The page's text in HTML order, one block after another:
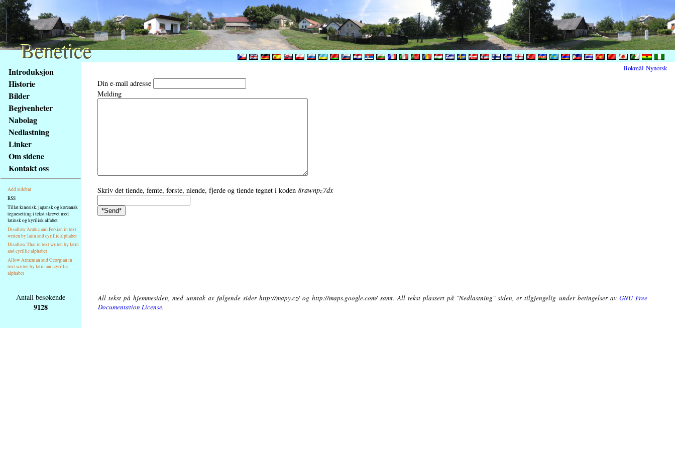
obsah
stránky
Klávesové
zkratky
tomto
webu
základní
Hlavní
strana
Introduksjon
Historie
Bilder
Begivenheter
Nabolag
Nedlastning
Linker
Om sidene
Kontakt oss
Add sidebar
RSS
Tillat kinesisk, japansk og koreansk
tegnesetting i tekst skrevet med
latinsk og kyrilisk alfabet
Disallow Arabic and Persian in text
writen by latin and cyrillic alphabet
Disallow Thai in text writen by latin
and cyrillic alphabet
Allow Armenian and Georgian in
text writen by latin and cyrillic
alphabet
Din e-mail adresse
Melding
Skriv det tiende, femte, første, niende, fjerde og tiende tegnet i koden 8rawnpz7dx
Antall besøkende
9128
All tekst på hjemmesiden, med unntak av følgende sider http://mapy.cz/ og http://maps.google.com/ samt. All tekst plassert på "Nedlastning" siden, er tilgjengelig under betingelser av GNU Free
Documentation License.
Benetice
Benetice
Bokmål Nynorsk